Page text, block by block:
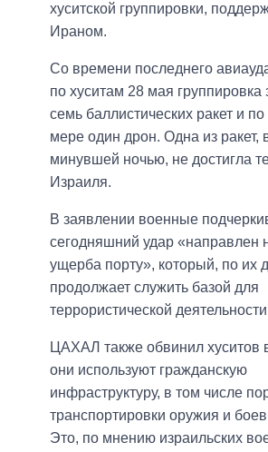
хуситской группировки,
Ираном.
Со времени последнего
по хуситам 28 мая группировка
семь баллистических ракет и
мере один дрон. Одна из
минувшей ночью, не достигла
Израиля.
В заявлении военные
сегодняшний удар «направлен
ущерба порту», ​​который, по их
продолжает служить базой для
террористической
ЦАХАЛ также обвинил хуситов
они используют гражданскую
инфраструктуру, в том числе
транспортировки оружия и
Это, по мнению израильских